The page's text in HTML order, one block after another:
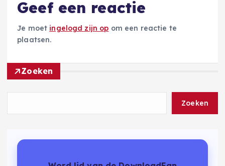
Geef een reactie
Je moet ingelogd zijn op om een reactie te
plaatsen.
Zoeken
Zoeken